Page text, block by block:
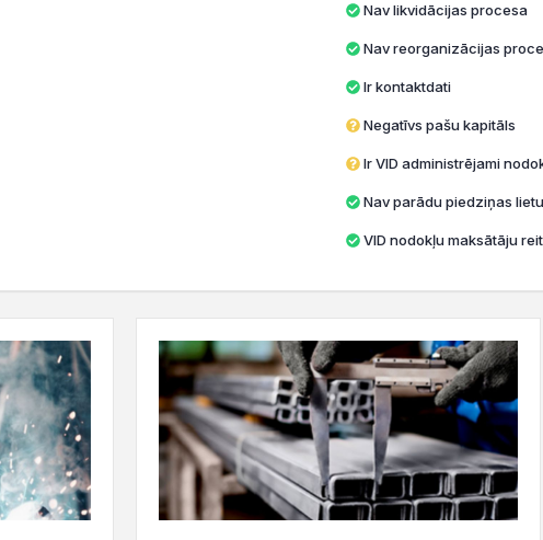
Nav likvidācijas procesa
Nav reorganizācijas
Ir kontaktdati
Negatīvs pašu kapitāls
Ir VID administrējami
Nav parādu piedziņas lietu
VID nodokļu maksātāju